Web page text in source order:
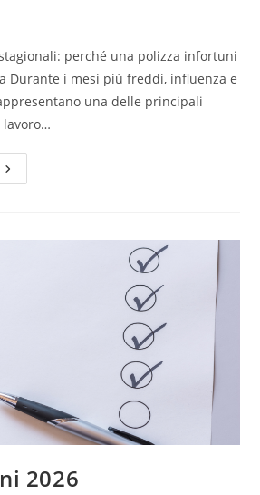
perché una polizza infortuni
Durante i mesi più freddi, influenza e
una delle principali
lavoro…
2026